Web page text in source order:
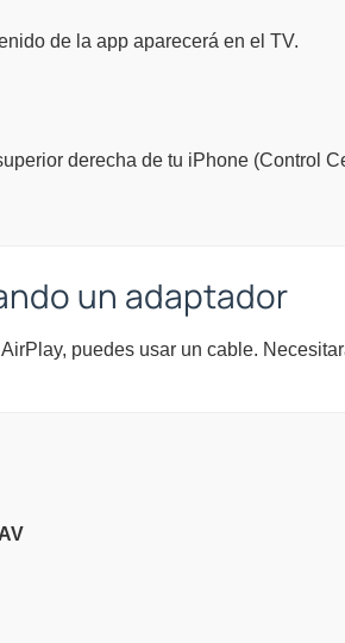
de la app aparecerá en el TV.
derecha de tu iPhone (Control
un adaptador
puedes usar un cable.